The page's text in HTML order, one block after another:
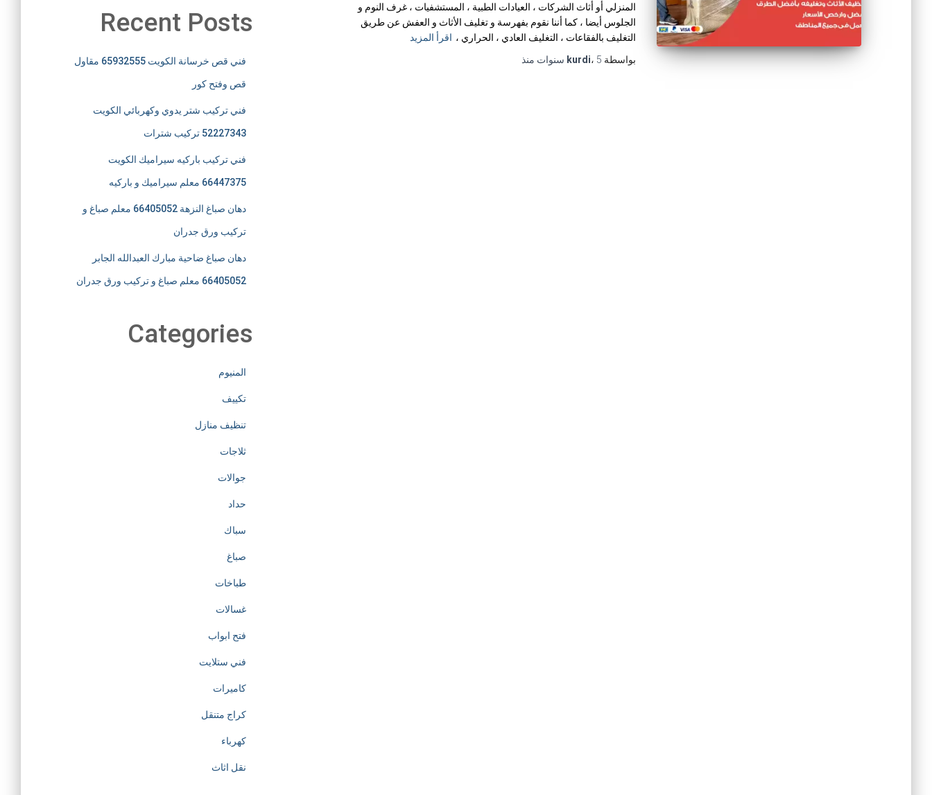
المنزلي أو أثاث الشركات ، العيادات الطبية ، المستشفيات ، غرف النوم و
الجلوس أيضا ، كما أننا نقوم بفهرسة و تغليف الأثاث و العفش عن طريق
التغليف بالفقاعات ، التغليف العادي ، الحراري ، اقرأ المزيد
بواسطة
kurdi، 5 سنوات منذ
Recent Posts
فني قص خرسانة الكويت 65932555 مقاول
قص وفتح كور
فني تركيب شتر يدوي وكهربائي الكويت
52227343 تركيب شترات
فني تركيب باركيه سيراميك الكويت
66447375 معلم سيراميك و باركيه
دهان صباغ النزهة 66405052 معلم صباغ و
تركيب ورق جدران
دهان صباغ ضاحية مبارك العبدالله الجابر
66405052 معلم صباغ و تركيب ورق جدران
Categories
المنيوم
تكييف
تنظيف منازل
ثلاجات
جوالات
حداد
سباك
صباغ
طباخات
غسالات
فتح ابواب
فني ستلايت
كاميرات
كراج متنقل
كهرباء
نقل اثاث